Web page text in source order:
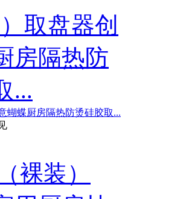
蝴蝶厨房隔热防烫硅胶取...